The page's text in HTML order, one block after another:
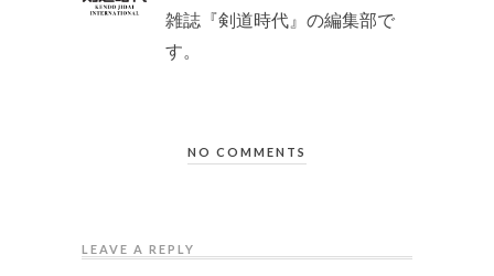
雑誌『剣道時代』の編集部で
す。
NO COMMENTS
LEAVE A REPLY